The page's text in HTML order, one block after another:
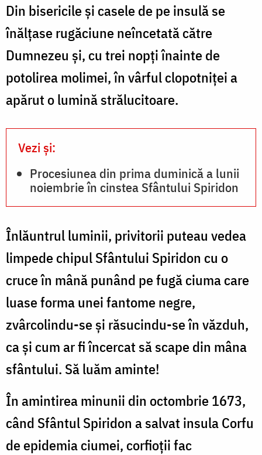
ciumă
în
anul
1673
Din bisericile și casele de pe insulă se
înălțase rugăciune neîncetată către
Dumnezeu și, cu trei nopți înainte de
potolirea molimei, în vârful clopotniței a
apărut o lumină strălucitoare.
Vezi și:
Procesiunea din prima duminică a lunii
noiembrie în cinstea Sfântului Spiridon
Înlăuntrul luminii, privitorii puteau vedea
limpede chipul Sfântului Spiridon cu o
cruce în mână punând pe fugă ciuma care
luase forma unei fantome negre,
zvârcolindu-se și răsucindu-se în văzduh,
ca și cum ar fi încercat să scape din mâna
sfântului. Să luăm aminte!
În amintirea minunii din octombrie 1673,
când Sfântul Spiridon a salvat insula Corfu
de epidemia ciumei, corfioții fac